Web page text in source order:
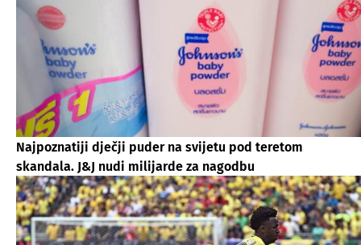
Najpoznatiji dječji puder na svijetu pod teretom
skandala. J&J nudi milijarde za nagodbu